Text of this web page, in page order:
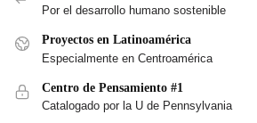
Por el desarrollo humano sostenible
Proyectos en Latinoamérica
Especialmente en Centroamérica
Centro de Pensamiento #1
Catalogado por la U de Pennsylvania